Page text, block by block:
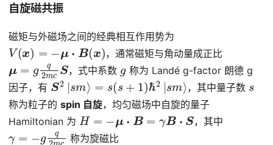
自旋磁共振
磁矩与外磁场之间的经典相互作用势为
V(x)= − μ⋅ B( x) ，通常磁矩与角动量成正比
= gq m cS，式中系数
称为 Landé g-factor 朗德 g
因子，有 S2 |s m⟩ = s (s+1 )ℏ2 |sm ，其中量子数 s
称为粒子的 spin 自旋，均匀磁场中自旋的量子
Hamiltonian 为 H=−μ B =γB⋅S ，其中
m 称为旋磁比